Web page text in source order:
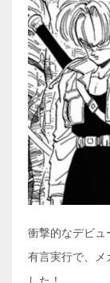
衝撃的なデビュ
有言実行で、メ